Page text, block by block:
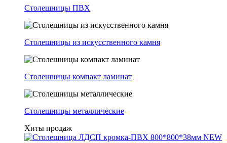
Столешницы ПВХ
Столешницы из искусственного камня
Столешницы компакт ламинат
Столешницы металлические
Хиты продаж